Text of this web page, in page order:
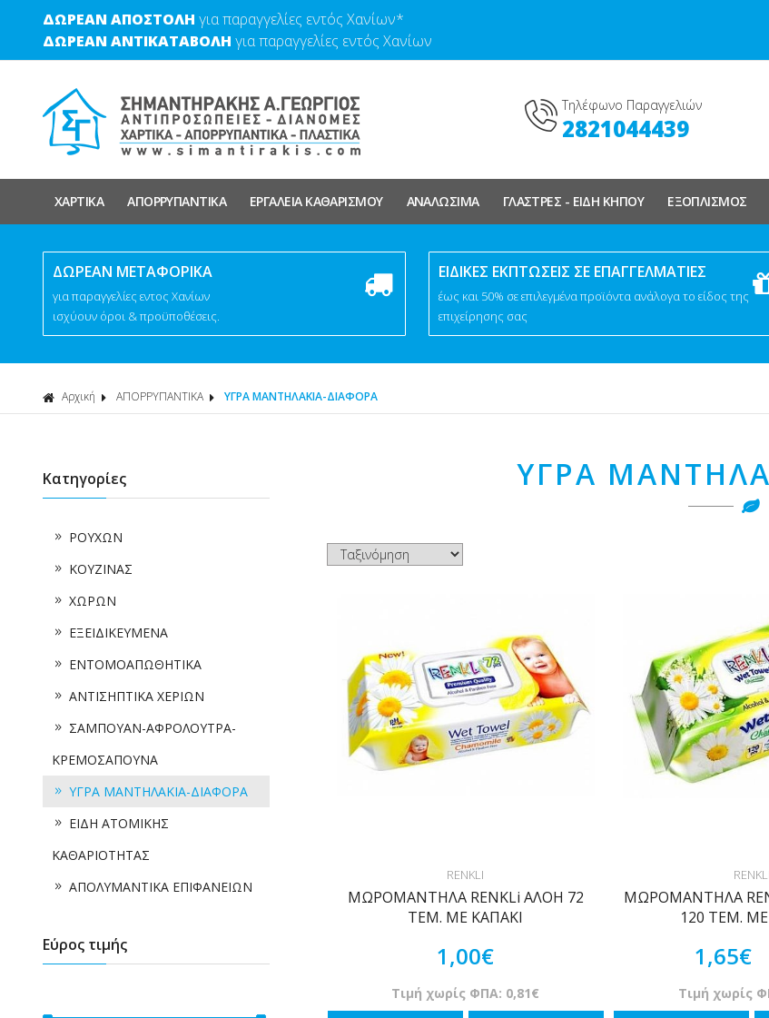
ΔΩΡΕΑΝ ΑΠΟΣΤΟΛΗ για παραγγελίες εντός Χανίων*
ΔΩΡΕΑΝ ΑΝΤΙΚΑΤΑΒΟΛΗ για παραγγελίες εντός Χανίων
Τηλέφωνο Παραγγελιών
2821044439
ΧΑΡΤΙΚΑ ΑΠΟΡΡΥΠΑΝΤΙΚΑ ΕΡΓΑΛΕΙΑ ΚΑΘΑΡΙΣΜΟΥ ΑΝΑΛΩΣΙΜΑ ΓΛΑΣΤΡΕΣ - ΕΙΔΗ ΚΗΠΟΥ ΕΞΟΠΛΙΣΜΟΣ
ΔΩΡΕΑΝ ΜΕΤΑΦΟΡΙΚΑ
για παραγγελίες εντος Χανίων
ισχύουν όροι & προϋποθέσεις.
ΕΙΔΙΚΕΣ ΕΚΠΤΩΣΕΙΣ ΣΕ ΕΠΑΓΓΕΛΜΑΤΙΕΣ
έως και 50% σε επιλεγμένα προϊόντα ανάλογα το είδος της
επιχείρησης σας
Αρχική ΑΠΟΡΡΥΠΑΝΤΙΚΑ ΥΓΡΑ ΜΑΝΤΗΛΑΚΙΑ-ΔΙΑΦΟΡΑ
Κατηγορίες
ΡΟΥΧΩΝ
ΚΟΥΖΙΝΑΣ
ΧΩΡΩΝ
ΕΞΕΙΔΙΚΕΥΜΕΝΑ
ΕΝΤΟΜΟΑΠΩΘΗΤΙΚΑ
ΑΝΤΙΣΗΠΤΙΚΑ ΧΕΡΙΩΝ
ΣΑΜΠΟΥΑΝ-ΑΦΡΟΛΟΥΤΡΑ-
ΚΡΕΜΟΣΑΠΟΥΝΑ
ΥΓΡΑ ΜΑΝΤΗΛΑΚΙΑ-ΔΙΑΦΟΡΑ
ΕΙΔΗ ΑΤΟΜΙΚΗΣ
ΚΑΘΑΡΙΟΤΗΤΑΣ
ΑΠΟΛΥΜΑΝΤΙΚΑ ΕΠΙΦΑΝΕΙΩΝ
Εύρος τιμής
ΥΓΡΑ
RENKLI
ΜΩΡΟΜΑΝΤΗΛΑ RENKLi ΑΛΟΗ 72
ΤΕΜ. ΜΕ ΚΑΠΑΚΙ
1,00€
Τιμή χωρίς ΦΠΑ: 0,81€
RENKLI
ΜΩΡΟΜΑΝΤΗΛΑ
120 ΤΕΜ.
1,65€
Τιμή χωρίς